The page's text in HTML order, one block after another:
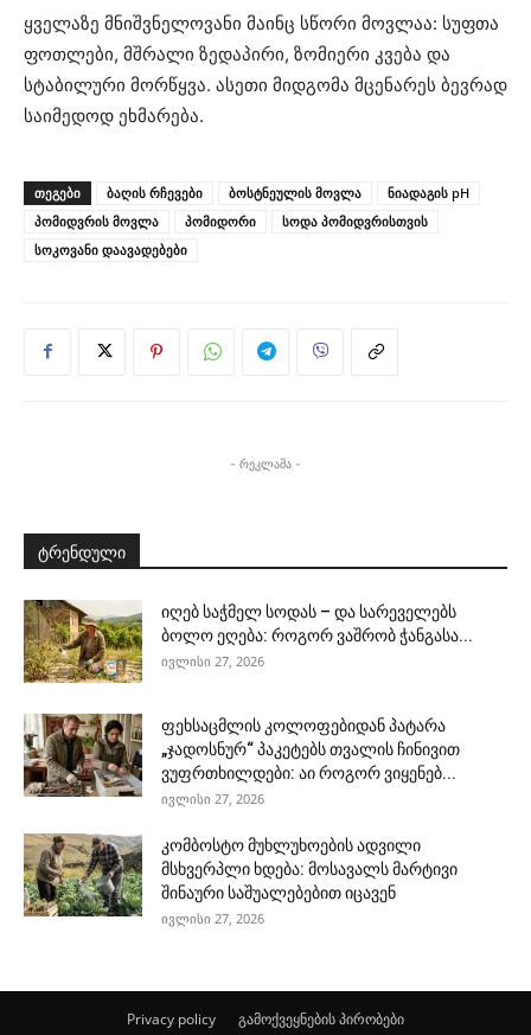
ყველაზე მნიშვნელოვანი მაინც სწორი მოვლაა: სუფთა
ფოთლები, მშრალი ზედაპირი, ზომიერი კვება და
სტაბილური მორწყვა. ასეთი მიდგომა მცენარეს ბევრად
საიმედოდ ეხმარება.
ᲗᲔᲒᲔᲑᲘ ბაღის რჩევები ბოსტნეულის მოვლა
ნიადაგის pH
პომიდვრის მოვლა
პომიდორი
სოდა პომიდვრისთვის
სოკოვანი დაავადებები
- რეკლამა -
ტრენდული
იღებ საჭმელ სოდას – და სარეველებს
ბოლო ეღება: როგორ ვაშრობ ჭანგასა...
ივლისი 27, 2026
ფეხსაცმლის კოლოფებიდან პატარა
„ჯადოსნურ“ პაკეტებს თვალის ჩინივით
ვუფრთხილდები: აი როგორ ვიყენებ...
ივლისი 27, 2026
კომბოსტო მუხლუხოების ადვილი
მსხვერპლი ხდება: მოსავალს მარტივი
შინაური საშუალებებით იცავენ
ივლისი 27, 2026
Privacy policy გამოქვეყნების პირობები